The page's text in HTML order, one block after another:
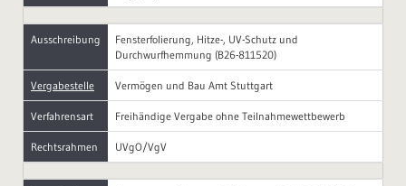
Ausschreibung
Fensterfolierung, Hitze-, UV-Schutz und
Durchwurfhemmung (B26-811520)
Vergabestelle Vermögen und Bau Amt Stuttgart
Verfahrensart Freihändige Vergabe ohne Teilnahmewettbewerb
Rechtsrahmen UVgO/VgV